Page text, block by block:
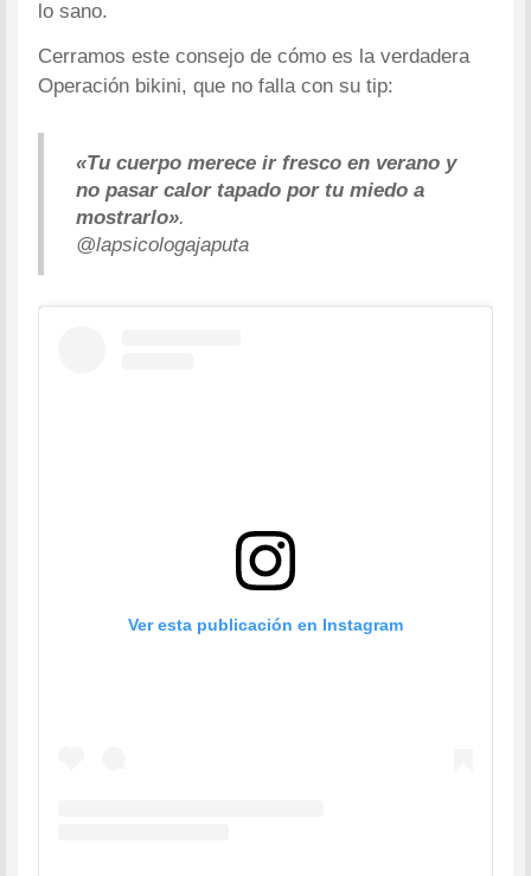
lo sano.
Cerramos este consejo de cómo es la verdadera
Operación bikini, que no falla con su tip:
«Tu cuerpo merece ir fresco en verano y
no pasar calor tapado por tu miedo a
mostrarlo».
@lapsicologajaputa
Ver esta publicación en Instagram